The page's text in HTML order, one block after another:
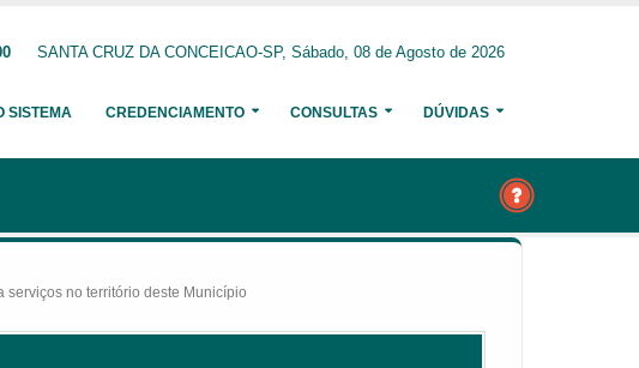
SANTA CRUZ DA CONCEICAO-SP, Sábado, 08 de Agosto de 2026
SISTEMA CREDENCIAMENTO CONSULTAS DÚVIDAS
serviços no território deste Município